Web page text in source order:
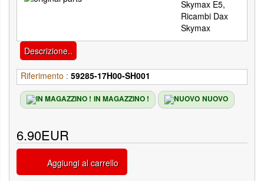
Descrizione..
Riferimento : 59285-17H00-SH001
IN MAGAZZINO ! NUOVO
6.90EUR
Aggiungi al carrello